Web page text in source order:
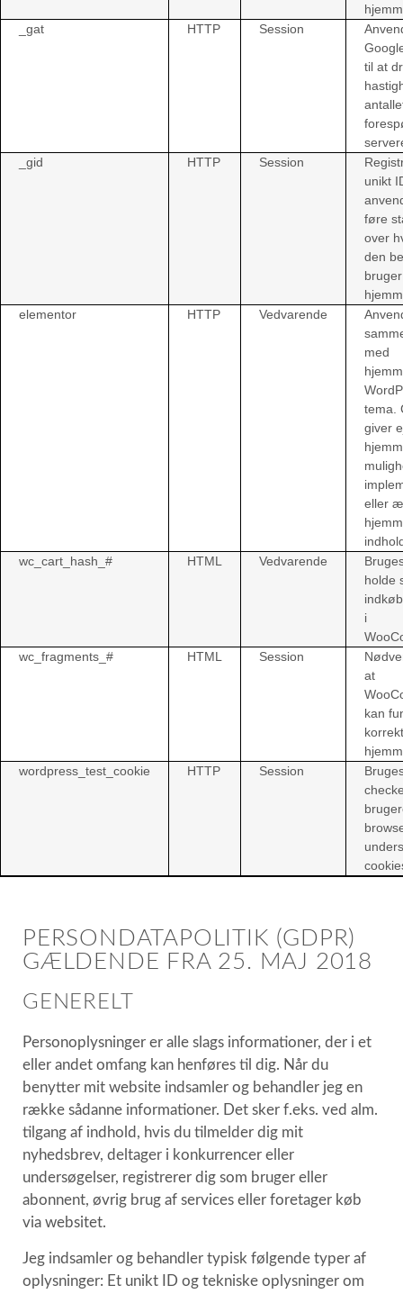
_gat
HTTP Session
til at
_gid
HTTP Session
unikt
føre
over
den
bruger
elementor
HTTP Vedvarende
med
tema.
giver
eller
wc_cart_hash_#
HTML Vedvarende
holde
i
wc_fragments_#
HTML Session
at
kan
wordpress_test_cookie
HTTP Session
PERSONDATAPOLITIK (GDPR)
GÆLDENDE FRA 25. MAJ 2018
GENERELT
Personoplysninger er alle slags informationer, der i et
eller andet omfang kan henføres til dig. Når du
benytter mit website indsamler og behandler jeg en
række sådanne informationer. Det sker f.eks. ved alm.
tilgang af indhold, hvis du tilmelder dig mit
nyhedsbrev, deltager i konkurrencer eller
undersøgelser, registrerer dig som bruger eller
abonnent, øvrig brug af services eller foretager køb
via websitet.
Jeg indsamler og behandler typisk følgende typer af
oplysninger: Et unikt ID og tekniske oplysninger om